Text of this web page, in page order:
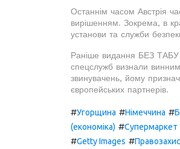
Останнім часом Австрія
вирішенням. Зокрема, в
установи та служби
Раніше видання БЕЗ ТАБУ
спецслужб визнали
звинувачень, йому
європейських партнерів.
#Угорщина #Німеччина #
(економіка) #Супермаркет
#Getty Images #